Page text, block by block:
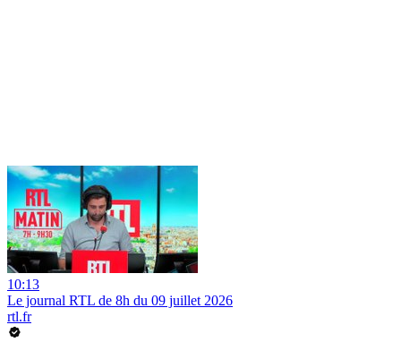
10:13
Le journal RTL de 8h du 09 juillet 2026
rtl.fr